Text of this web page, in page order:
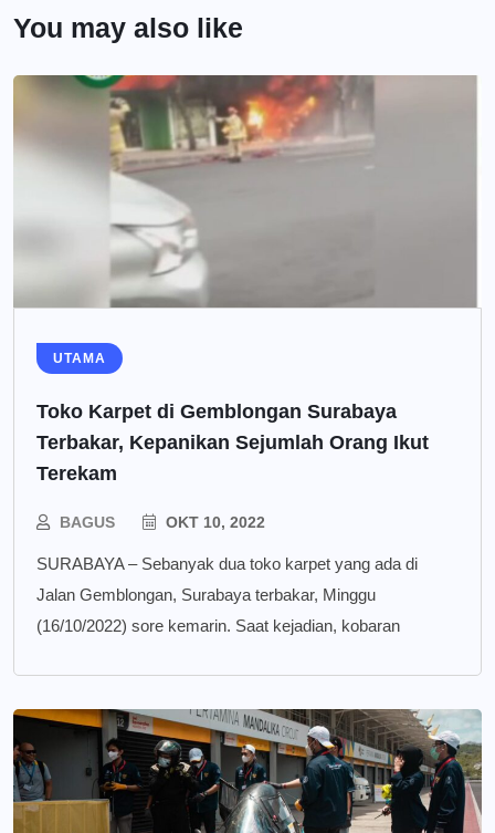
You may also like
UTAMA
Toko Karpet di Gemblongan Surabaya
Terbakar, Kepanikan Sejumlah Orang Ikut
Terekam
BAGUS OKT 10, 2022
SURABAYA – Sebanyak dua toko karpet yang ada di
Jalan Gemblongan, Surabaya terbakar, Minggu
(16/10/2022) sore kemarin. Saat kejadian, kobaran